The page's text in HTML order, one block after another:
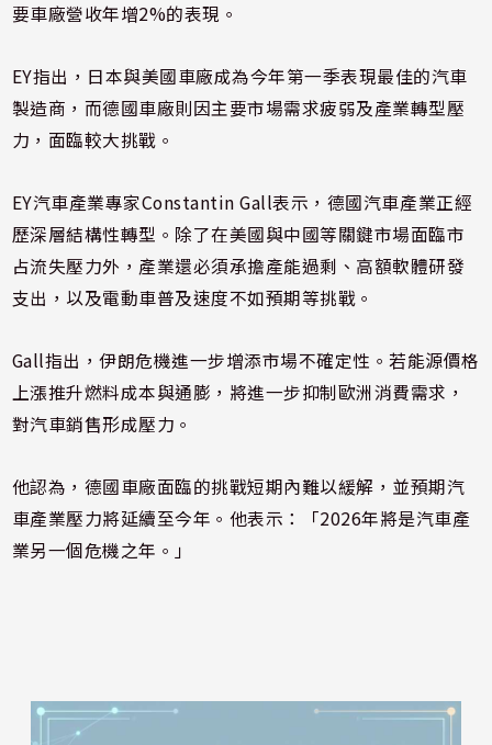
要車廠營收年增2%的表現。
EY指出，日本與美國車廠成為今年第一季表現最佳的汽車
製造商，而德國車廠則因主要市場需求疲弱及產業轉型壓
力，面臨較大挑戰。
EY汽車產業專家Constantin Gall表示，德國汽車產業正經
歷深層結構性轉型。除了在美國與中國等關鍵市場面臨市
占流失壓力外，產業還必須承擔產能過剩、高額軟體研發
支出，以及電動車普及速度不如預期等挑戰。
Gall指出，伊朗危機進一步增添市場不確定性。若能源價格
上漲推升燃料成本與通膨，將進一步抑制歐洲消費需求，
對汽車銷售形成壓力。
他認為，德國車廠面臨的挑戰短期內難以緩解，並預期汽
車產業壓力將延續至今年。他表示：「2026年將是汽車產
業另一個危機之年。」